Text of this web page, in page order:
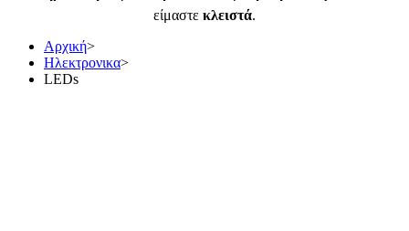
είμαστε κλειστά.
Αρχική>
Ηλεκτρονικα>
LEDs